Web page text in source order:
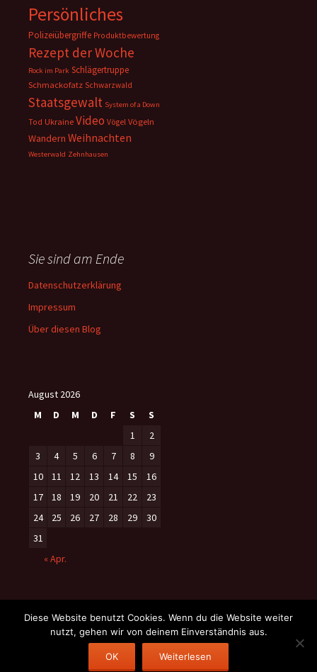
Persönliches
Polizeiübergriffe Produktbewertung
Rezept der Woche
Rock im Park Schlägertruppe
Schmackofatz Schwarzwald
Staatsgewalt System of a Down
Tod Ukraine Video Vögel Vögeln
Wandern Weihnachten
Westerwald Zehnhausen
Sie sind am Ende
Datenschutzerklärung
Impressum
Über diesen Blog
August 2026
M
D M D F S
S
1
2
3
4 5 6 7 8
9
10
11 12 13 14 15
16
17
18 19 20 21 22
23
24
25 26 27 28 29
30
31
« Apr.
Datenschutzerklärung Stolz präsentiert von WordPress
Diese Website benutzt Cookies. Wenn du die Website weiter
nutzt, gehen wir von deinem Einverständnis aus.
OK Weiterlesen